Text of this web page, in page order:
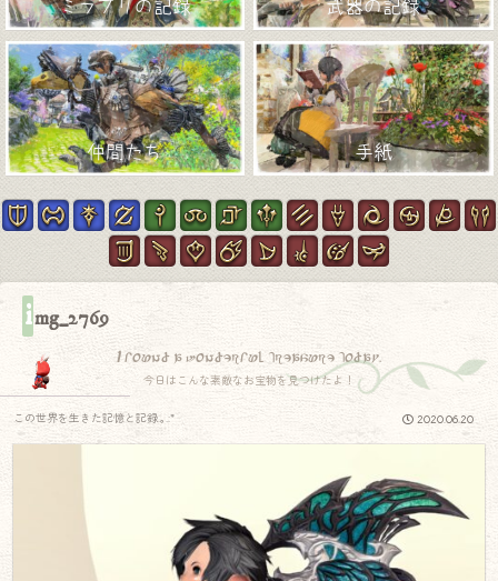
ミラプリの記録 武器の記録
仲間たち 手紙
img_2769
I found a wonderful treasure today.
今日はこんな素敵なお宝物を見つけたよ！
2020.06.20
この世界を生きた記憶と記録.｡.:*